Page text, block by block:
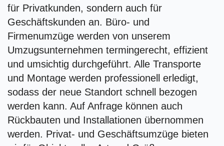
für Privatkunden, sondern auch für
Geschäftskunden an. Büro- und
Firmenumzüge werden von unserem
Umzugsunternehmen termingerecht, effizient
und umsichtig durchgeführt. Alle Transporte
und Montage werden professionell erledigt,
sodass der neue Standort schnell bezogen
werden kann. Auf Anfrage können auch
Rückbauten und Installationen übernommen
werden. Privat- und Geschäftsumzüge bieten